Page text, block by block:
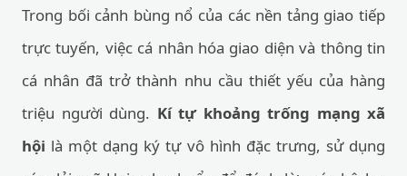
Trong bối cảnh bùng nổ của các nền tảng giao tiếp
trực tuyến, việc cá nhân hóa giao diện và thông tin
cá nhân đã trở thành nhu cầu thiết yếu của hàng
triệu người dùng. Kí tự khoảng trống mạng xã
hội là một dạng ký tự vô hình đặc trưng, sử dụng